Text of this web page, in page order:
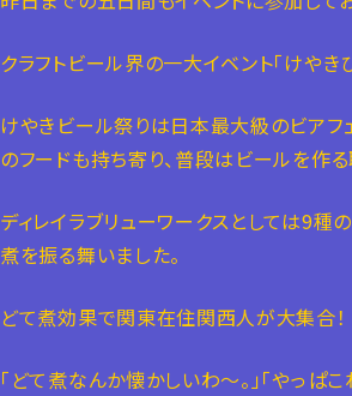
クラフトビール界の一大イベント「けやき
けやきビール祭りは日本最大級のビア
のフードも持ち寄り、普段はビールを作
ディレイラブリューワークスとしては9
煮を振る舞いました。
どて煮効果で関東在住関西人が大集合！
「どて煮なんか懐かしいわ〜。」「やっぱ